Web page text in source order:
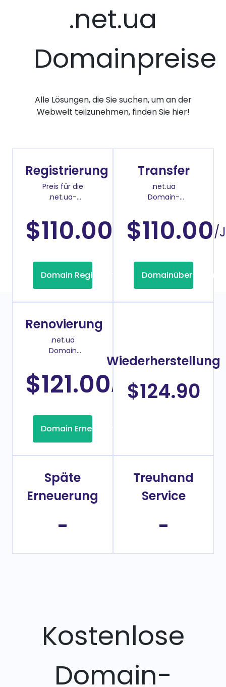
.net.ua
Domainpreise
Alle Lösungen, die Sie suchen, um an der
Webwelt teilzunehmen, finden Sie hier!
Registrierung
Preis für die
.net.ua-
$110.00 /Jahr
Domain Registrierung
Transfer
.net.ua
Domain-
$110.00/
Domainübertragung
Renovierung
.net.ua
Domain
$121.00/Jahr
Domain Erneuerung
Wiederherstellung
$124.90
Späte
Erneuerung
-
Treuhand
Service
-
Kostenlose
Domain-